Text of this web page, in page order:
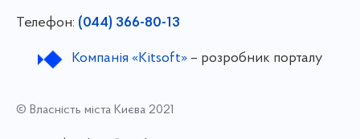
Телефон: (044) 366-80-13
Компанія «Kitsoft»– розробник порталу
© Власність міста Києва 2021